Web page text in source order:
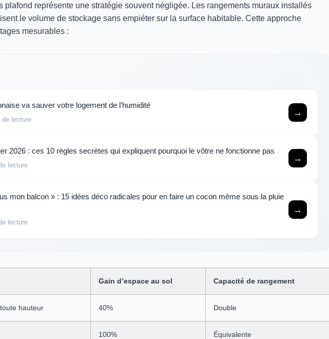
plafond représente une stratégie souvent négligée. Les rangements muraux installés
le volume de stockage sans empiéter sur la surface habitable. Cette approche
mesurables :
va sauver votre logement de l’humidité
de lecture
→
2026 : ces 10 règles secrètes qui expliquent pourquoi le vôtre ne fonctionne pas
lecture
→
mon balcon » : 15 idées déco radicales pour en faire un cocon même sous la pluie
lecture
→
Gain d’espace au sol Capacité de rangement
hauteur 40% Double
100% Équivalente